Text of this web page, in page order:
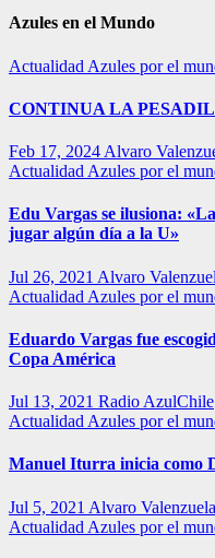
Azules en el Mundo
Actualidad Azules por el
CONTINUA LA
Feb 17, 2024 Alvaro
Actualidad Azules por el
Edu Vargas se ilusiona:
jugar algún día a la U»
Jul 26, 2021 Alvaro
Actualidad Azules por el
Eduardo Vargas fue
Copa América
Jul 13, 2021 Radio AzulChile
Actualidad Azules por el
Manuel Iturra inicia como
Jul 5, 2021 Alvaro Valenzuela
Actualidad Azules por el